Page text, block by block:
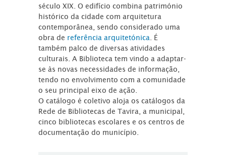
século XIX. O edifício combina património
histórico da cidade com arquitetura
contemporânea, sendo considerado uma
obra de referência arquitetónica . É
também palco de diversas atividades
culturais. A Biblioteca tem vindo a adaptar-
se às novas necessidades de informação,
tendo no envolvimento com a comunidade
o seu principal eixo de ação.
O catálogo é coletivo aloja os catálogos da
Rede de Bibliotecas de Tavira, a municipal,
cinco bibliotecas escolares e os centros de
documentação do município.